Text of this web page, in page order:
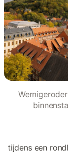
tijdens een